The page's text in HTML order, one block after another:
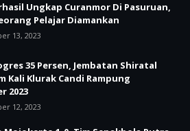
Ungkap Curanmor Di Pasuruan,
Pelajar Diamankan
13, 2023
35 Persen, Jembatan Shiratal
Kali Klurak Candi Rampung
2023
12, 2023